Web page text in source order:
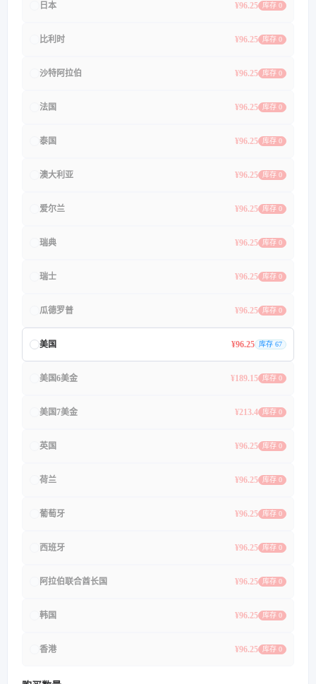
日本 ¥96.25 库存 0
比利时 ¥96.25 库存 0
沙特阿拉伯 ¥96.25 库存 0
法国 ¥96.25 库存 0
泰国 ¥96.25 库存 0
澳大利亚 ¥96.25 库存 0
爱尔兰 ¥96.25 库存 0
瑞典 ¥96.25 库存 0
瑞士 ¥96.25 库存 0
瓜德罗普 ¥96.25 库存 0
美国 ¥96.25 库存 67
美国6美金 ¥189.15 库存 0
美国7美金 ¥213.4 库存 0
英国 ¥96.25 库存 0
荷兰 ¥96.25 库存 0
葡萄牙 ¥96.25 库存 0
西班牙 ¥96.25 库存 0
阿拉伯联合酋长国 ¥96.25 库存 0
韩国 ¥96.25 库存 0
香港 ¥96.25 库存 0